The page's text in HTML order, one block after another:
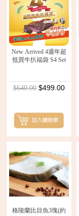
New Arrived 4週年超
抵買牛扒福袋 S4 Set
$640.00 $499.00
格陵蘭比目魚3塊(約